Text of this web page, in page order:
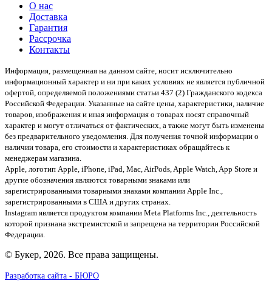
О нас
Доставка
Гарантия
Рассрочка
Контакты
Информация, размещенная на данном сайте, носит исключительно
информационный характер и ни при каких условиях не является публичной
офертой, определяемой положениями статьи 437 (2) Гражданского кодекса
Российской Федерации. Указанные на сайте цены, характеристики, наличие
товаров, изображения и иная информация о товарах носят справочный
характер и могут отличаться от фактических, а также могут быть изменены
без предварительного уведомления. Для получения точной информации о
наличии товара, его стоимости и характеристиках обращайтесь к
менеджерам магазина.
Apple, логотип Apple, iPhone, iPad, Mac, AirPods, Apple Watch, App Store и
другие обозначения являются товарными знаками или
зарегистрированными товарными знаками компании Apple Inc.,
зарегистрированными в США и других странах.
Instagram является продуктом компании Meta Platforms Inc., деятельность
которой признана экстремистской и запрещена на территории Российской
Федерации.
© Букер, 2026. Все права защищены.
Разработка сайта - БЮРО